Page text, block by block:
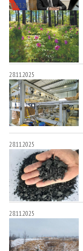
23.03.2026
28.11.2025
28.11.2025
28.11.2025